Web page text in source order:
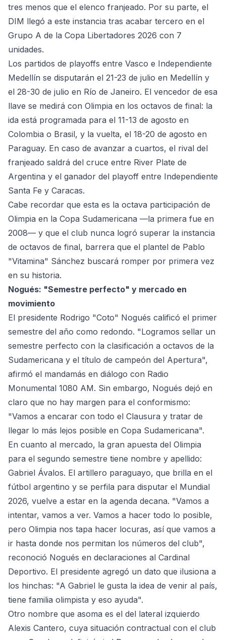
tres menos que el elenco franjeado. Por su parte, el
DIM llegó a este instancia tras acabar tercero en el
Grupo A de la Copa Libertadores 2026 con 7
unidades.
Los partidos de playoffs entre Vasco e Independiente
Medellín se disputarán el 21-23 de julio en Medellín y
el 28-30 de julio en Río de Janeiro. El vencedor de esa
llave se medirá con Olimpia en los octavos de final: la
ida está programada para el 11-13 de agosto en
Colombia o Brasil, y la vuelta, el 18-20 de agosto en
Paraguay. En caso de avanzar a cuartos, el rival del
franjeado saldrá del cruce entre River Plate de
Argentina y el ganador del playoff entre Independiente
Santa Fe y Caracas.
Cabe recordar que esta es la octava participación de
Olimpia en la Copa Sudamericana —la primera fue en
2008— y que el club nunca logró superar la instancia
de octavos de final, barrera que el plantel de Pablo
"Vitamina" Sánchez buscará romper por primera vez
en su historia.
Nogués: "Semestre perfecto" y mercado en
movimiento
El presidente Rodrigo "Coto" Nogués calificó el primer
semestre del año como redondo. "Logramos sellar un
semestre perfecto con la clasificación a octavos de la
Sudamericana y el título de campeón del Apertura",
afirmó el mandamás en diálogo con Radio
Monumental 1080 AM. Sin embargo, Nogués dejó en
claro que no hay margen para el conformismo:
"Vamos a encarar con todo el Clausura y tratar de
llegar lo más lejos posible en Copa Sudamericana".
En cuanto al mercado, la gran apuesta del Olimpia
para el segundo semestre tiene nombre y apellido:
Gabriel Ávalos. El artillero paraguayo, que brilla en el
fútbol argentino y se perfila para disputar el Mundial
2026, vuelve a estar en la agenda decana. "Vamos a
intentar, vamos a ver. Vamos a hacer todo lo posible,
pero Olimpia nos tapa hacer locuras, así que vamos a
ir hasta donde nos permitan los números del club",
reconoció Nogués en declaraciones al Cardinal
Deportivo. El presidente agregó un dato que ilusiona a
los hinchas: "A Gabriel le gusta la idea de venir al país,
tiene familia olimpista y eso ayuda".
Otro nombre que asoma es el del lateral izquierdo
Alexis Cantero, cuya situación contractual con el club